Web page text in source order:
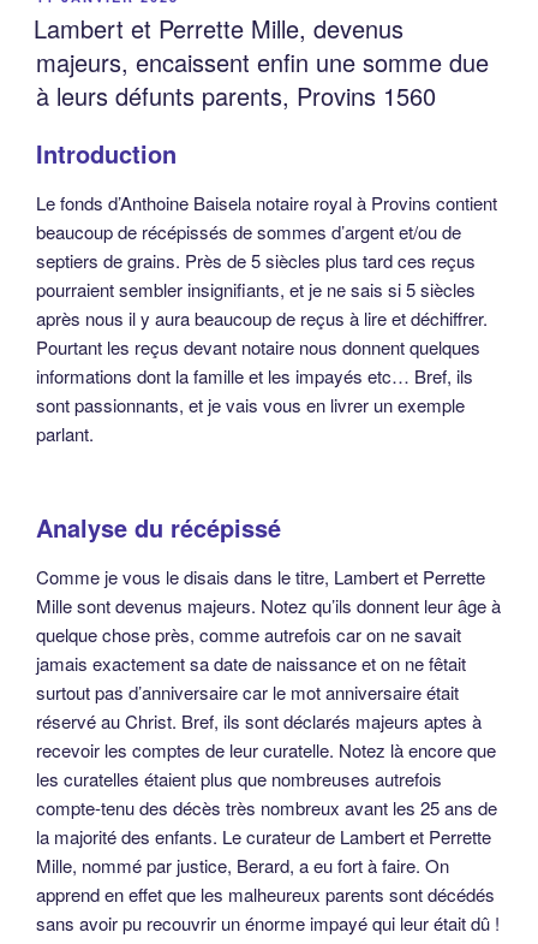
LE
Lambert et Perrette Mille, devenus
majeurs, encaissent enfin une somme due
à leurs défunts parents, Provins 1560
Introduction
Le fonds d’Anthoine Baisela notaire royal à Provins contient
beaucoup de récépissés de sommes d’argent et/ou de
septiers de grains. Près de 5 siècles plus tard ces reçus
pourraient sembler insignifiants, et je ne sais si 5 siècles
après nous il y aura beaucoup de reçus à lire et déchiffrer.
Pourtant les reçus devant notaire nous donnent quelques
informations dont la famille et les impayés etc… Bref, ils
sont passionnants, et je vais vous en livrer un exemple
parlant.
Analyse du récépissé
Comme je vous le disais dans le titre, Lambert et Perrette
Mille sont devenus majeurs. Notez qu’ils donnent leur âge à
quelque chose près, comme autrefois car on ne savait
jamais exactement sa date de naissance et on ne fêtait
surtout pas d’anniversaire car le mot anniversaire était
réservé au Christ. Bref, ils sont déclarés majeurs aptes à
recevoir les comptes de leur curatelle. Notez là encore que
les curatelles étaient plus que nombreuses autrefois
compte-tenu des décès très nombreux avant les 25 ans de
la majorité des enfants. Le curateur de Lambert et Perrette
Mille, nommé par justice, Berard, a eu fort à faire. On
apprend en effet que les malheureux parents sont décédés
sans avoir pu recouvrir un énorme impayé qui leur était dû !